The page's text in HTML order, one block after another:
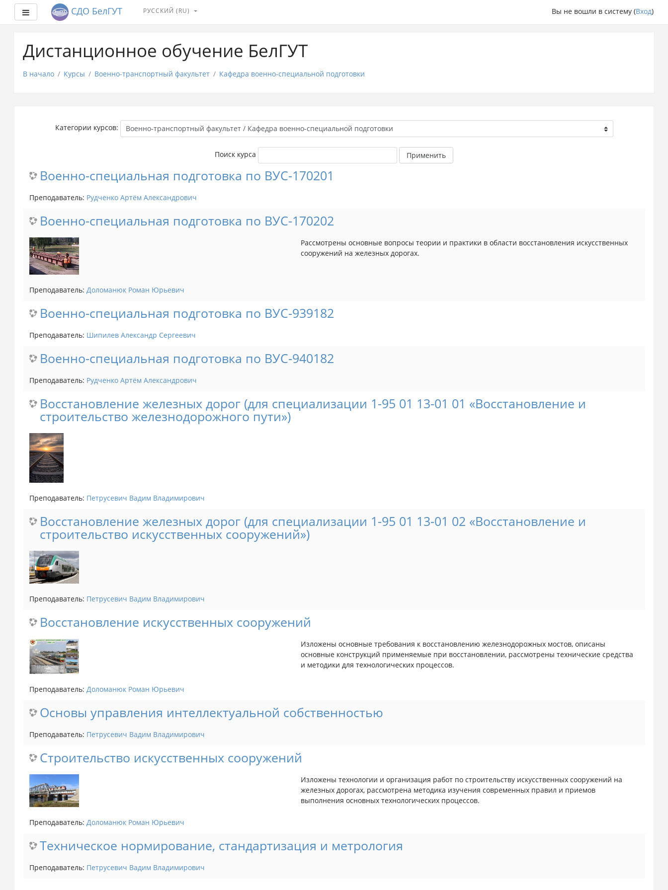
основному
содержанию
Боковая панельСДО БелГУТ Вы не вошли в систему (Вход)
РУССКИЙ ‎(RU)‎
Дистанционное обучение БелГУТ
В начало Курсы Военно-транспортный факультет Кафедра военно-специальной подготовки
Категории курсов:
Поиск курса Применить
Военно-специальная подготовка по ВУС-170201
Преподаватель: Рудченко Артём Александрович
Военно-специальная подготовка по ВУС-170202
Рассмотрены основные вопросы теории и практики в области восстановления искусственных
сооружений на железных дорогах.
Преподаватель: Доломанюк Роман Юрьевич
Военно-специальная подготовка по ВУС-939182
Преподаватель: Шипилев Александр Сергеевич
Военно-специальная подготовка по ВУС-940182
Преподаватель: Рудченко Артём Александрович
Восстановление железных дорог (для специализации 1-95 01 13-01 01 «Восстановление и
строительство железнодорожного пути»)
Преподаватель: Петрусевич Вадим Владимирович
Восстановление железных дорог (для специализации 1-95 01 13-01 02 «Восстановление и
строительство искусственных сооружений»)
Преподаватель: Петрусевич Вадим Владимирович
Восстановление искусственных сооружений
Изложены основные требования к восстановлению железнодорожных мостов, описаны
основные конструкций применяемые при восстановлении, рассмотрены технические средства
и методики для технологических процессов.
Преподаватель: Доломанюк Роман Юрьевич
Основы управления интеллектуальной собственностью
Преподаватель: Петрусевич Вадим Владимирович
Строительство искусственных сооружений
Изложены технологии и организация работ по строительству искусственных сооружений на
железных дорогах, рассмотрена методика изучения современных правил и приемов
выполнения основных технологических процессов.
Преподаватель: Доломанюк Роман Юрьевич
Техническое нормирование, стандартизация и метрология
Преподаватель: Петрусевич Вадим Владимирович